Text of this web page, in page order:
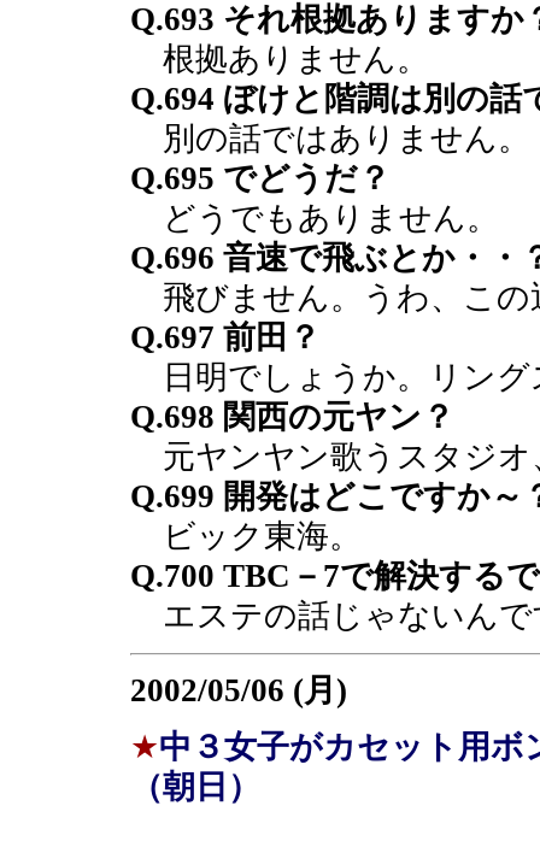
Q.693 それ根拠ありますか
根拠ありません。
Q.694 ぼけと階調は別の話
別の話ではありません。
Q.695 でどうだ？
どうでもありません。
Q.696 音速で飛ぶとか・・
飛びません。うわ、この
Q.697 前田？
日明でしょうか。リング
Q.698 関西の元ヤン？
元ヤンヤン歌うスタジオ
Q.699 開発はどこですか～
ビック東海。
Q.700 TBC－7で解決する
エステの話じゃないんで
2002/05/06 (月)
★中３女子がカセット用
（朝日）